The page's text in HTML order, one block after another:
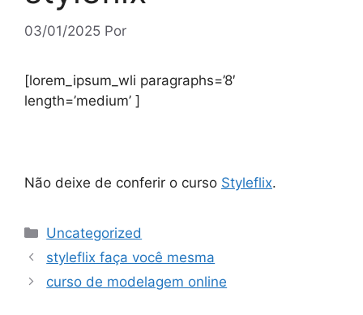
03/01/2025 Por
[lorem_ipsum_wli paragraphs=’8′
length=’medium’ ]
Não deixe de conferir o curso Styleflix.
Categorias
Uncategorized
styleflix faça você mesma​
curso de modelagem online